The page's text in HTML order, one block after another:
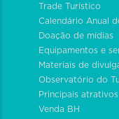
Trade Turístico
Calendário Anual
Doação de mídias
Equipamentos e
Materiais de
Observatório do
Principais atrativos
Venda BH